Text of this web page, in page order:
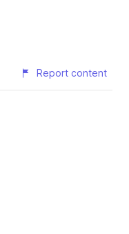
Report content